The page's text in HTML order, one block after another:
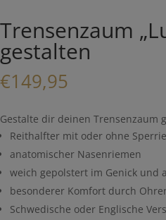
Trensenzaum
gestalten
€149,95
Gestalte dir deinen Trensenzaum
Reithalfter mit oder ohne
anatomischer Nasenriemen
weich gepolstert im Genick und
besonderer Komfort durch
Schwedische oder Englische